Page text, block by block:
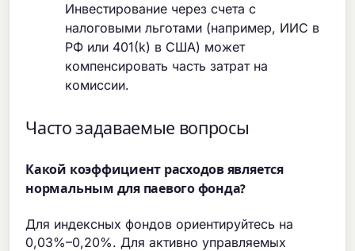
Инвестирование через счета с
налоговыми льготами (например, ИИС в
РФ или 401(k) в США) может
компенсировать часть затрат на
комиссии.
Часто задаваемые вопросы
Какой коэффициент расходов является
нормальным для паевого фонда?
Для индексных фондов ориентируйтесь на
0,03%–0,20%. Для активно управляемых